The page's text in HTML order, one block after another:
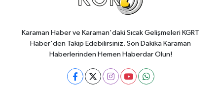
Karaman Haber ve Karaman'daki Sıcak Gelişmeleri KGRT
Haber'den Takip Edebilirsiniz. Son Dakika Karaman
Haberlerinden Hemen Haberdar Olun!